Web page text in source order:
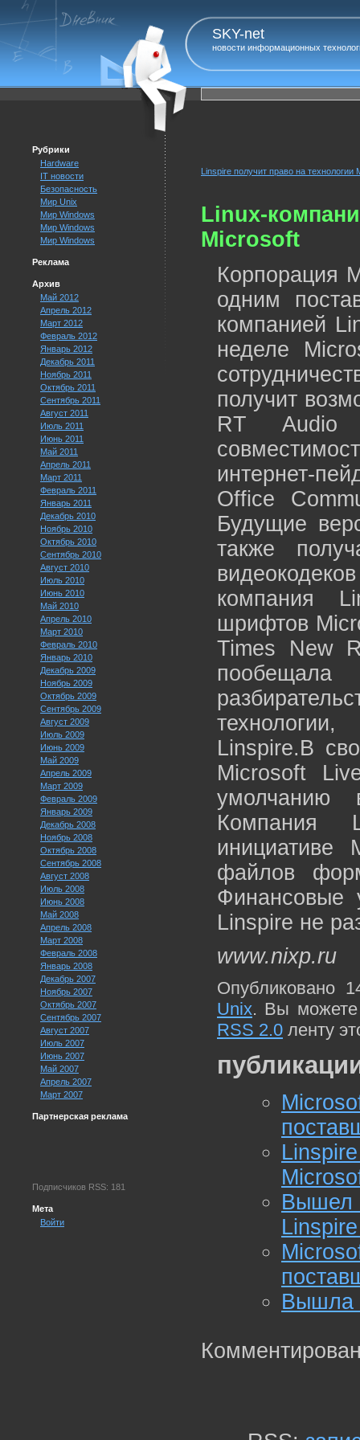
SKY-net
новости информационных
Рубрики
Hardware
IT новости
Безопасность
Мир Unix
Мир Windows
Мир Windows
Мир Windows
Реклама
Архив
Май 2012
Апрель 2012
Март 2012
Февраль 2012
Январь 2012
Декабрь 2011
Ноябрь 2011
Октябрь 2011
Сентябрь 2011
Август 2011
Июль 2011
Июнь 2011
Май 2011
Апрель 2011
Март 2011
Февраль 2011
Январь 2011
Декабрь 2010
Ноябрь 2010
Октябрь 2010
Сентябрь 2010
Август 2010
Июль 2010
Июнь 2010
Май 2010
Апрель 2010
Март 2010
Февраль 2010
Январь 2010
Декабрь 2009
Ноябрь 2009
Октябрь 2009
Сентябрь 2009
Август 2009
Июль 2009
Июнь 2009
Май 2009
Апрель 2009
Март 2009
Февраль 2009
Январь 2009
Декабрь 2008
Ноябрь 2008
Октябрь 2008
Сентябрь 2008
Август 2008
Июль 2008
Июнь 2008
Май 2008
Апрель 2008
Март 2008
Февраль 2008
Январь 2008
Декабрь 2007
Ноябрь 2007
Октябрь 2007
Сентябрь 2007
Август 2007
Июль 2007
Июнь 2007
Май 2007
Апрель 2007
Март 2007
Партнерская реклама
Подписчиков RSS: 181
Мета
Войти
Linspire получит право на технологии
Linux-
Microsoft
Корпорация
одним
компанией
неделе
получит
RT Audio
интернет-
Office
Будущие
также
компания
шрифтов
Times New
Linspire.В
Microsoft
умолчанию
Компания
инициативе
файлов
Финансовые
Linspire не
www.nixp.ru
Опубликовано
Unix. Вы можете
RSS 2.0 ленту
Вышел
Вышла